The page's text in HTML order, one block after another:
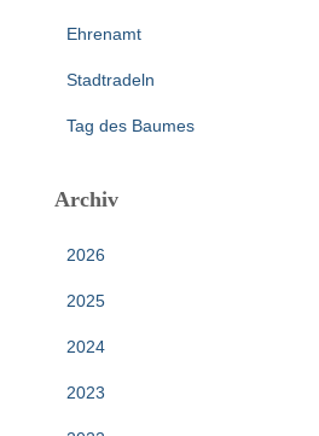
Ehrenamt
Stadtradeln
Tag des Baumes
Archiv
2026
2025
2024
2023